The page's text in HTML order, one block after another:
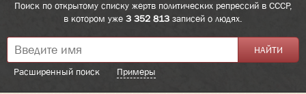
Поиск по открытому списку жертв политических репрессий в СССР,
в котором уже 3 352 813 записей о людях.
Расширенный поиск Примеры